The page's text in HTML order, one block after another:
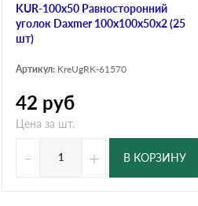
KUR-100х50 Равносторонний
уголок Daxmer 100х100х50х2 (25
шт)
Артикул: KreUgRK-61570
42 руб
Цена за шт.
- + В КОРЗИНУ